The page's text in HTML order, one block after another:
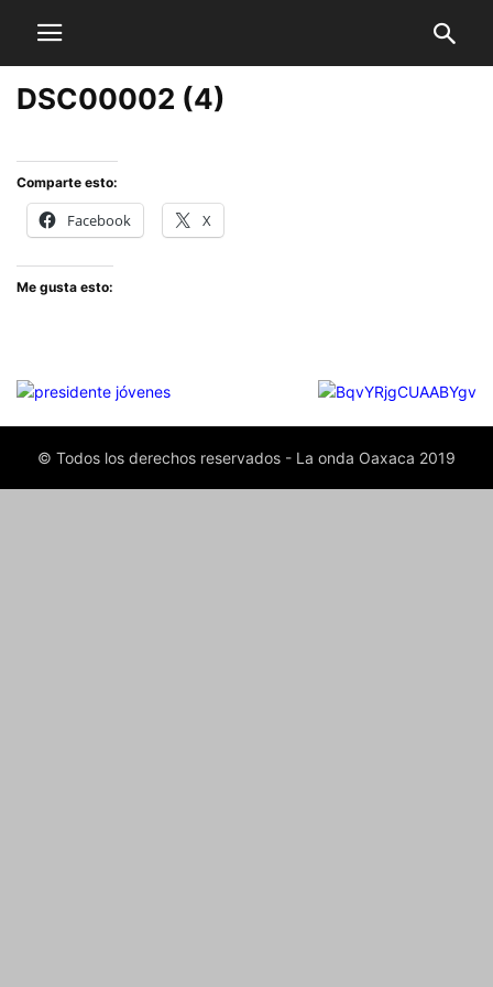
DSC00002 (4)
Comparte esto:
Facebook X
Me gusta esto:
© Todos los derechos reservados - La onda Oaxaca 2019